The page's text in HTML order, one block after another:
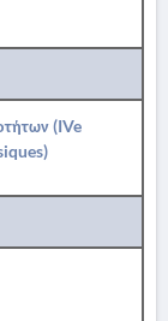
(IVe